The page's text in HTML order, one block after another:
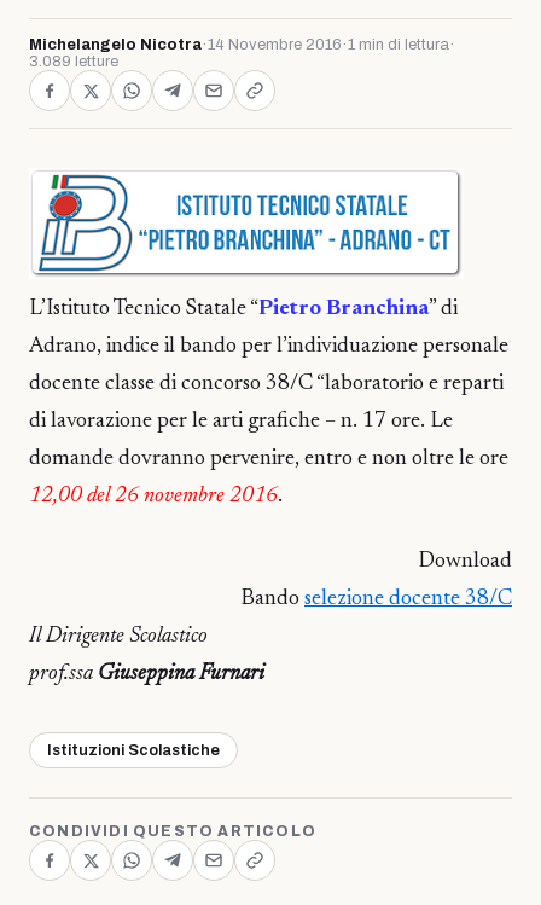
Michelangelo Nicotra·14 Novembre 2016 ·1 min di lettura·
3.089 letture
L’Istituto Tecnico Statale “Pietro Branchina” di
Adrano, indice il bando per l’individuazione personale
docente classe di concorso 38/C “laboratorio e reparti
di lavorazione per le arti grafiche – n. 17 ore. Le
domande dovranno pervenire, entro e non oltre le ore
12,00 del 26 novembre 2016.
Download
Bando selezione docente 38/C
Il Dirigente Scolastico
prof.ssa Giuseppina Furnari
Istituzioni Scolastiche
CONDIVIDI QUESTO ARTICOLO